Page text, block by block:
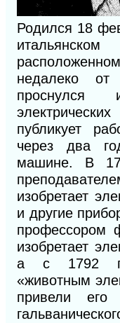
Родился 18
недалеко
проснулся
публикует
через два
машине. В
изобретает
и другие
профессором
изобретает
а с 1792
«животным
привели его